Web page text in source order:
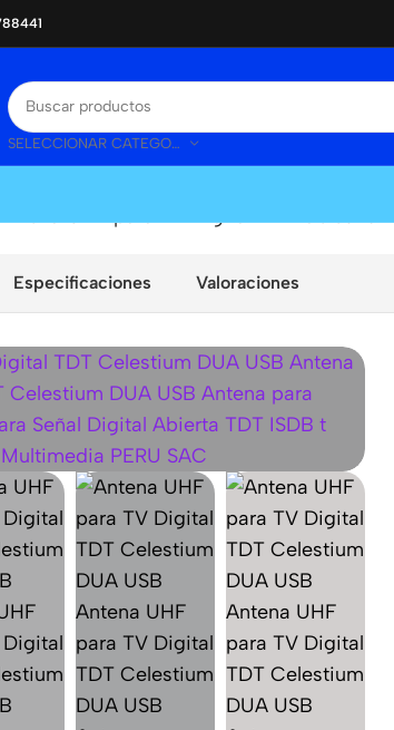
SELECCIONAR CATEGORÍA
UHF para TV Digital TDT
Especificaciones Valoraciones